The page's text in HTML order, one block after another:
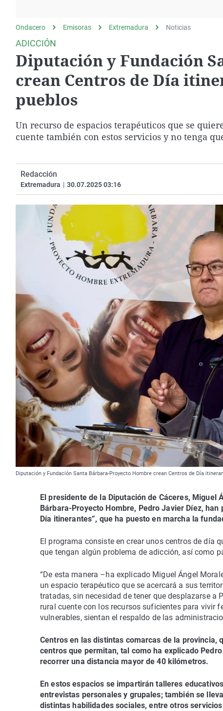
Operación Viuda
Negra
Navarra
Ondacero Emisoras Extremadura Noticias
ADICCIÓN
Diputación y Fundación
crean Centros de Día
pueblos
Un recurso de espacios terapéuticos que se
cuente también con estos servicios y no tenga
Redacción
Extremadura | 30.07.2025 03:16
Diputación y Fundación Santa Bárbara-Proyecto Hombre crean Centros de Día
El presidente de la Diputación de Cáceres,
Bárbara-Proyecto Hombre, Pedro Javier Díez,
Día itinerantes”, que ha puesto en marcha la
El programa consiste en crear unos centros de día
que tengan algún problema de adicción, así como
“De esta manera –ha explicado Miguel Ángel
un espacio terapéutico que se acercará a sus
tratadas, sin necesidad de tener que desplazarse a
rural cuente con los recursos suficientes para vivir
vulnerables, sientan el respaldo de las
Centros en las distintas comarcas de la provincia,
centros que permitan, tal como ha explicado
recorrer una distancia mayor de 40 kilómetros.
En estos espacios se impartirán talleres
entrevistas personales y grupales; también se
distintas habilidades sociales, entre otros